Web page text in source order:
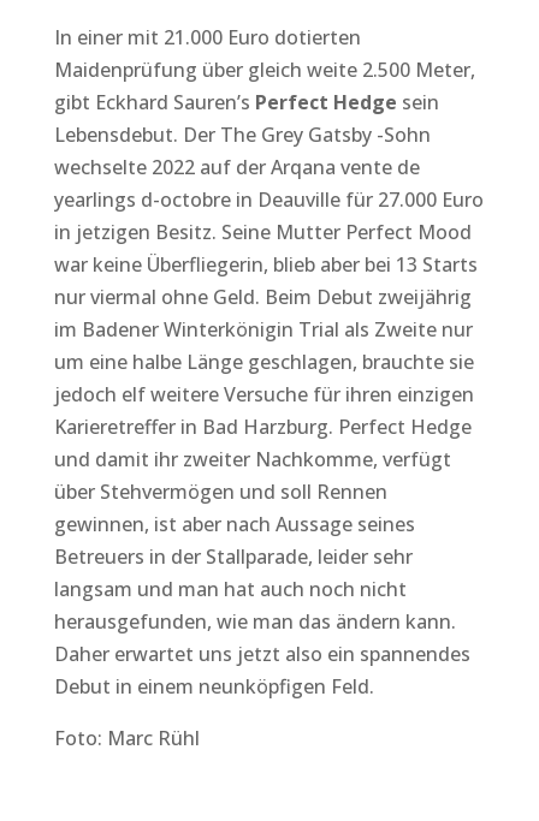
In einer mit 21.000 Euro dotierten
Maidenprüfung über gleich weite 2.500 Meter,
gibt Eckhard Sauren’s Perfect Hedge sein
Lebensdebut. Der The Grey Gatsby -Sohn
wechselte 2022 auf der Arqana vente de
yearlings d-octobre in Deauville für 27.000 Euro
in jetzigen Besitz. Seine Mutter Perfect Mood
war keine Überfliegerin, blieb aber bei 13 Starts
nur viermal ohne Geld. Beim Debut zweijährig
im Badener Winterkönigin Trial als Zweite nur
um eine halbe Länge geschlagen, brauchte sie
jedoch elf weitere Versuche für ihren einzigen
Karieretreffer in Bad Harzburg. Perfect Hedge
und damit ihr zweiter Nachkomme, verfügt
über Stehvermögen und soll Rennen
gewinnen, ist aber nach Aussage seines
Betreuers in der Stallparade, leider sehr
langsam und man hat auch noch nicht
herausgefunden, wie man das ändern kann.
Daher erwartet uns jetzt also ein spannendes
Debut in einem neunköpfigen Feld.
Foto: Marc Rühl